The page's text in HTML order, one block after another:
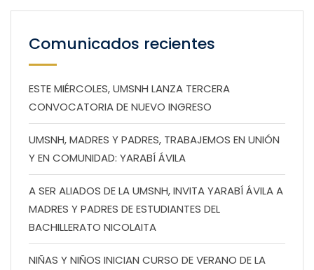
Comunicados recientes
ESTE MIÉRCOLES, UMSNH LANZA TERCERA
CONVOCATORIA DE NUEVO INGRESO
UMSNH, MADRES Y PADRES, TRABAJEMOS EN UNIÓN
Y EN COMUNIDAD: YARABÍ ÁVILA
A SER ALIADOS DE LA UMSNH, INVITA YARABÍ ÁVILA A
MADRES Y PADRES DE ESTUDIANTES DEL
BACHILLERATO NICOLAITA
NIÑAS Y NIÑOS INICIAN CURSO DE VERANO DE LA